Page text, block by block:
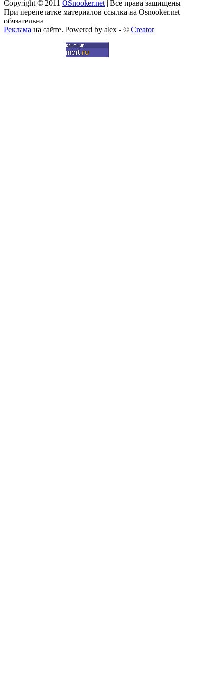
Copyright © 2011 OSnooker.net| Все права защищены
При перепечатке материалов ссылка на Osnooker.net
обязательна
Реклама на сайте. Powered by alex - © Creator